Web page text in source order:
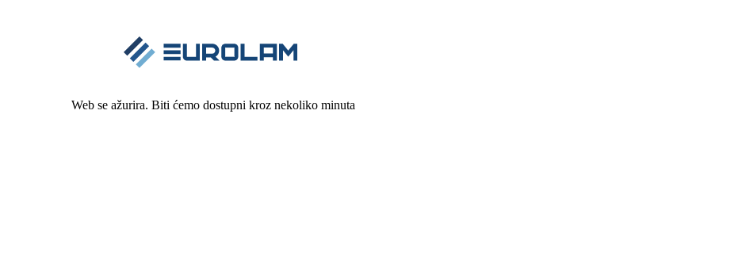
Web se ažurira. Biti ćemo dostupni kroz nekoliko minuta